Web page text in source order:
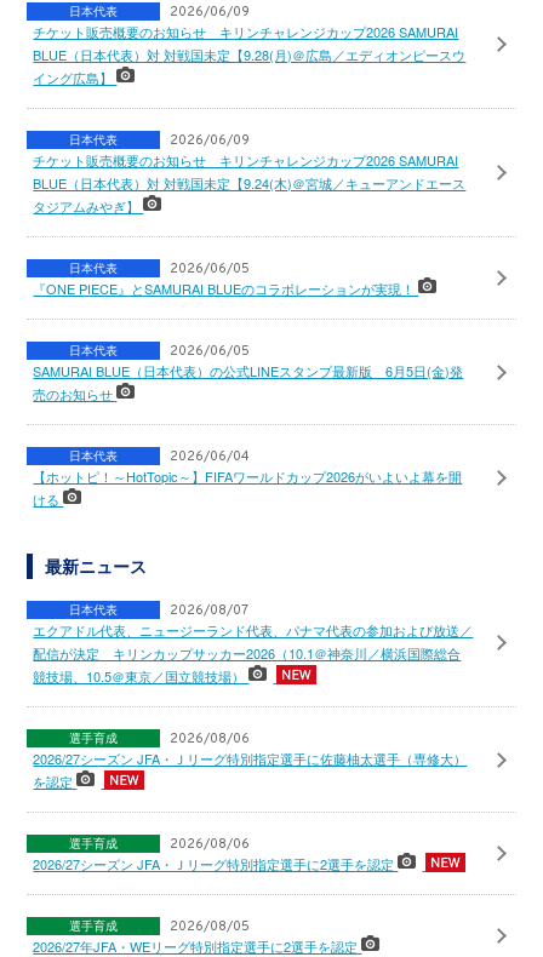
日本代表 2026/06/09
チケット販売概要のお知らせ キリンチャレンジカップ2026 SAMURAI
BLUE（日本代表）対 対戦国未定【9.28(月)＠広島／エディオンピースウ
イング広島】
日本代表 2026/06/09
チケット販売概要のお知らせ キリンチャレンジカップ2026 SAMURAI
BLUE（日本代表）対 対戦国未定【9.24(木)＠宮城／キューアンドエース
タジアムみやぎ】
日本代表 2026/06/05
『ONE PIECE』とSAMURAI BLUEのコラボレーションが実現！
日本代表 2026/06/05
SAMURAI BLUE（日本代表）の公式LINEスタンプ最新版 6月5日(金)発
売のお知らせ
日本代表 2026/06/04
【ホットピ！～HotTopic～】FIFAワールドカップ2026がいよいよ幕を開
ける
最新ニュース
日本代表 2026/08/07
エクアドル代表、ニュージーランド代表、パナマ代表の参加および放送／
配信が決定 キリンカップサッカー2026（10.1＠神奈川／横浜国際総合
競技場、10.5＠東京／国立競技場）
選手育成 2026/08/06
2026/27シーズン JFA・Ｊリーグ特別指定選手に佐藤柚太選手（専修大）
を認定
選手育成 2026/08/06
2026/27シーズン JFA・Ｊリーグ特別指定選手に2選手を認定
選手育成 2026/08/05
2026/27年JFA・WEリーグ特別指定選手に2選手を認定